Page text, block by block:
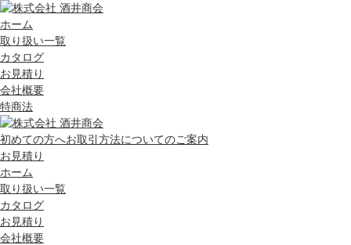
ホーム
取り扱い一覧
カタログ
お見積り
会社概要
特商法
初めての方へお取引方法についてのご案内
お見積り
ホーム
取り扱い一覧
カタログ
お見積り
会社概要